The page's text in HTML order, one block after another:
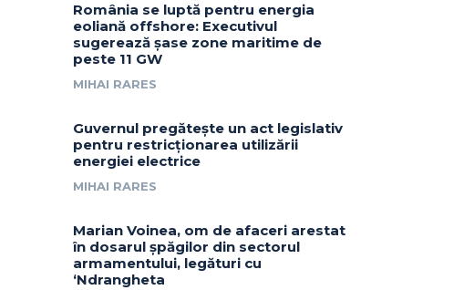
România se luptă pentru energia
eoliană offshore: Executivul
sugerează șase zone maritime de
peste 11 GW
MIHAI RARES
Guvernul pregătește un act legislativ
pentru restricționarea utilizării
energiei electrice
MIHAI RARES
Marian Voinea, om de afaceri arestat
în dosarul șpăgilor din sectorul
armamentului, legături cu
‘Ndrangheta